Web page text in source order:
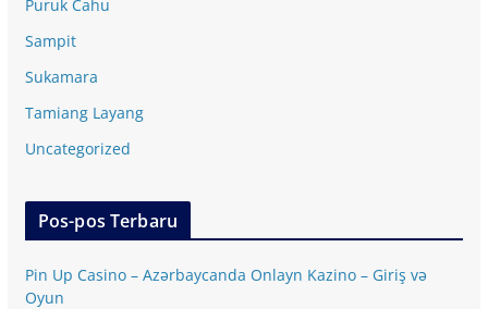
Puruk Cahu
Sampit
Sukamara
Tamiang Layang
Uncategorized
Pos-pos Terbaru
Pin Up Casino – Azərbaycanda Onlayn Kazino – Giriş və
Oyun